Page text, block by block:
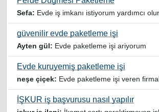
Sefa: Evde iş imkanı istiyorum yardımcı
güvenilir evde paketleme işi
Ayten gül: Evde paketleme işi ariyorum
Evde kuruyemiş paketleme işi
neşe çiçek: Evde paketleme işi veren
İŞKUR iş başvurusu nasıl yapılır